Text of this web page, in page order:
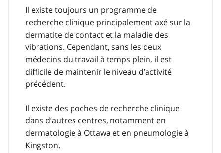
Il existe toujours un programme de
recherche clinique principalement axé sur la
dermatite de contact et la maladie des
vibrations. Cependant, sans les deux
médecins du travail à temps plein, il est
difficile de maintenir le niveau d’activité
précédent.
Il existe des poches de recherche clinique
dans d’autres centres, notamment en
dermatologie à Ottawa et en pneumologie à
Kingston.